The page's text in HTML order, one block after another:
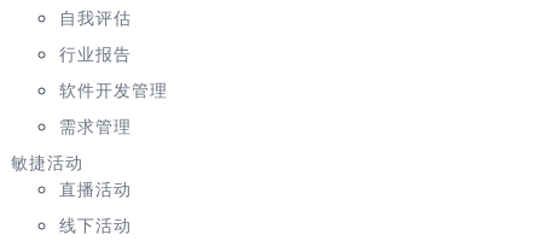
自我评估
行业报告
软件开发管理
需求管理
敏捷活动
直播活动
线下活动